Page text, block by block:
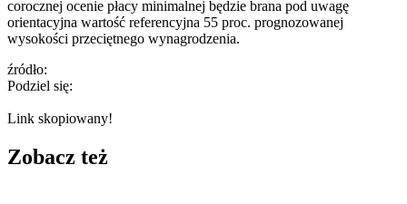
corocznej ocenie płacy minimalnej będzie brana pod uwagę
orientacyjna wartość referencyjna 55 proc. prognozowanej
wysokości przeciętnego wynagrodzenia.
źródło:
Podziel się:
Link skopiowany!
Zobacz też